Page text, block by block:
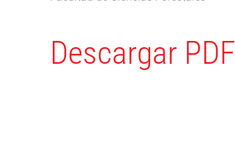
Descargar PDF